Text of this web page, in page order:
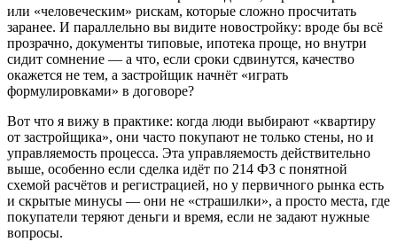
или «человеческим» рискам, которые сложно просчитать
заранее. И параллельно вы видите новостройку: вроде бы всё
прозрачно, документы типовые, ипотека проще, но внутри
сидит сомнение — а что, если сроки сдвинутся, качество
окажется не тем, а застройщик начнёт «играть
формулировками» в договоре?
Вот что я вижу в практике: когда люди выбирают «квартиру
от застройщика», они часто покупают не только стены, но и
управляемость процесса. Эта управляемость действительно
выше, особенно если сделка идёт по 214 ФЗ с понятной
схемой расчётов и регистрацией, но у первичного рынка есть
и скрытые минусы — они не «страшилки», а просто места, где
покупатели теряют деньги и время, если не задают нужные
вопросы.